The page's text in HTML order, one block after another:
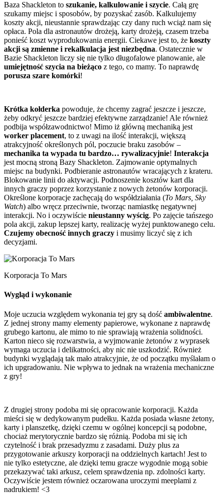
Baza Shackleton to szukanie, kalkulowanie i szycie. Całą grę
szukamy miejsc i sposobów, by pozyskać zasób. Kalkulujemy
koszty akcji, nieustannie sprawdzając czy dany ruch wciąż nam się
opłaca. Pola dla astronautów drożeją, karty drożeją, czasem trzeba
ponieść koszt wyprodukowania energii. Ciekawe jest to, że koszty
akcji są zmienne i rekalkulacja jest niezbędna. Ostatecznie w
Bazie Shackleton liczy się nie tylko długofalowe planowanie, ale
umiejętność szycia na bieżąco z tego, co mamy. To naprawdę
porusza szare komórki!
Krótka kołderka powoduje, że chcemy zagrać jeszcze i jeszcze,
żeby odkryć jeszcze bardziej efektywne zarządzanie! Ale również
podbija współzawodnictwo! Mimo iż główną mechaniką jest
worker placement, to z uwagi na ilość interakcji, większą
atrakcyjność określonych pól, poczucie braku zasobów –
mechanika ta wypada tu bardzo… rywalizacyjnie! Interakcja
jest mocną stroną Bazy Shackleton. Zajmowanie optymalnych
miejsc na budynki. Podbieranie astronautów wracających z krateru.
Blokowanie linii do aktywacji. Podnoszenie kosztów kart dla
innych graczy poprzez korzystanie z nowych żetonów korporacji.
Określone korporacje zachęcają do współdziałania (To Mars, Sky
Watch) albo wręcz przeciwnie, tworząc namiastkę negatywnej
interakcji. No i oczywiście nieustanny wyścig. Po zajęcie tańszego
pola akcji, zakup lepszej karty, realizację wyżej punktowanego celu.
Czujemy obecność innych graczy i musimy liczyć się z ich
decyzjami.
Korporacja To Mars
Wygląd i wykonanie
Moje uczucia względem wykonania tej gry są dość ambiwalentne.
Z jednej strony mamy elementy papierowe, wykonane z naprawdę
grubego kartonu, ale mimo to nie sprawiają wrażenia solidności.
Karton nieco się rozwarstwia, a wyjmowanie żetonów z wyprasek
wymaga uczucia i delikatności, aby nic nie uszkodzić. Również
budynki wyglądają tak mało atrakcyjnie, że od początku myślałam o
ich upgradowaniu. Nie wpływa to jednak na wrażenia mechaniczne
z gry!
Z drugiej strony podoba mi się opracowanie korporacji. Każda
mieści się w dedykowanym pudełku. Każda posiada własne żetony,
karty i planszetkę, dzięki czemu w ogólnej koncepcji są podobne,
chociaż merytorycznie bardzo się różnią. Podoba mi się ich
czytelność i brak przesadyzmu z zasadami. Duży plus za
przygotowanie arkuszy korporacji na oddzielnych kartach! Jest to
nie tylko estetyczne, ale dzięki temu gracze wygodnie mogą sobie
przekazywać taki arkusz, celem sprawdzenia np. zdolności karty.
Oczywiście jestem również oczarowana uroczymi meeplami z
nadrukiem! <3